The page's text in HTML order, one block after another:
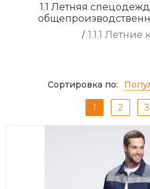
1.1 Летняя
/ 1.1.1
Сортировка по:
1 2 3